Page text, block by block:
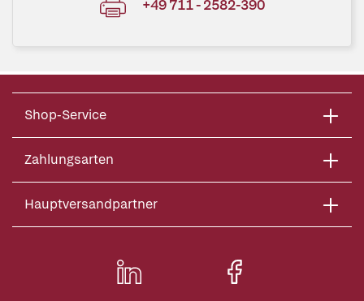
+49 711 - 2582-390
Shop-Service
Zahlungsarten
Hauptversandpartner